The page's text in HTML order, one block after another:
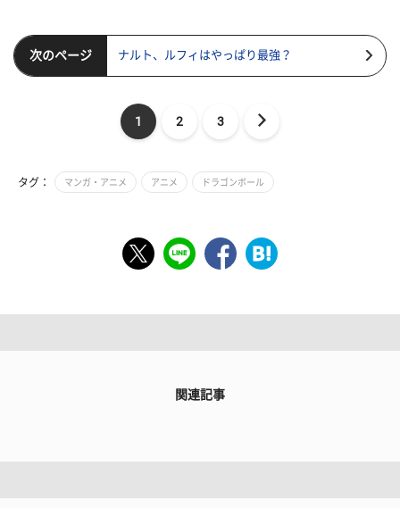
次のページ ナルト、ルフィはやっぱり最強？
1 2 3
タグ： マンガ・アニメ アニメ ドラゴンボール
関連記事